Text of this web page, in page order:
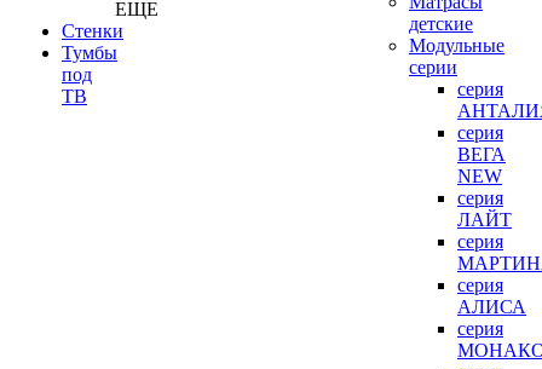
ЕЩЕ
Стенки
Тумбы
под
ТВ
детские
Модульные
серии
серия
серия
ВЕГА
NEW
серия
ЛАЙТ
серия
серия
АЛИСА
серия